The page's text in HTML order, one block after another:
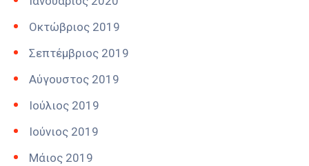
Οκτώβριος 2019
Σεπτέμβριος 2019
Αύγουστος 2019
Ιούλιος 2019
Ιούνιος 2019
Μάιος 2019